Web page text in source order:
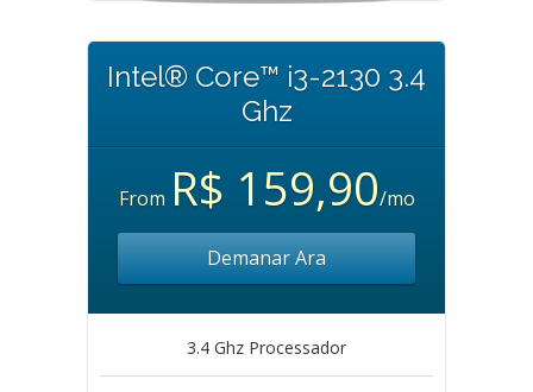
Intel® Core™ i3-2130 3.4
Ghz
From R$ 159,90/mo
Demanar Ara
3.4 Ghz Processador